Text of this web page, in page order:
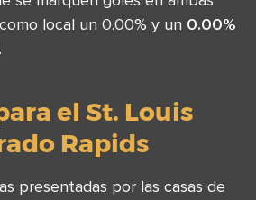
local un 0.00% y un 0.00%
el St. Louis
Rapids
presentadas por las casas de